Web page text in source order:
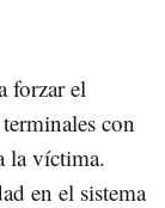
forzar el
con
la víctima.
en el sistema